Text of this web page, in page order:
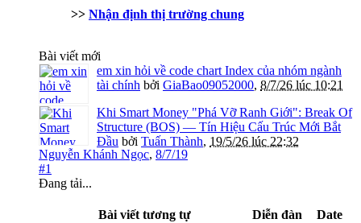
>> Nhận định thị trường chung
Bài viết mới
em xin hỏi về code chart Index của nhóm ngành
tài chính bởi GiaBao09052000, 8/7/26 lúc 10:21
Khi Smart Money "Phá Vỡ Ranh Giới": Break Of
Structure (BOS) — Tín Hiệu Cấu Trúc Mới Bắt
Đầu bởi Tuấn Thành, 19/5/26 lúc 22:32
Nguyễn Khánh Ngọc, 8/7/19
#1
Đang tải...
Bài viết tương tự Diễn đàn
Date